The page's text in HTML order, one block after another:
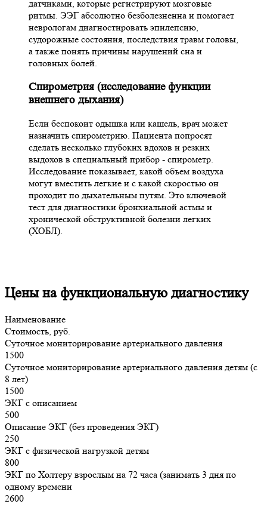
датчиками, которые регистрируют мозговые
ритмы. ЭЭГ абсолютно безболезненна и помогает
неврологам диагностировать эпилепсию,
судорожные состояния, последствия травм головы,
а также понять причины нарушений сна и
головных болей.
Спирометрия (исследование функции
внешнего дыхания)
Если беспокоит одышка или кашель, врач может
назначить спирометрию. Пациента попросят
сделать несколько глубоких вдохов и резких
выдохов в специальный прибор - спирометр.
Исследование показывает, какой объем воздуха
могут вместить легкие и с какой скоростью он
проходит по дыхательным путям. Это ключевой
тест для диагностики бронхиальной астмы и
хронической обструктивной болезни легких
(ХОБЛ).
Цены на функциональную диагностику
Наименование
Стоимость, руб.
Суточное мониторирование артериального давления
1500
Суточное мониторирование артериального давления детям (с
8 лет)
1500
ЭКГ с описанием
500
Описание ЭКГ (без проведения ЭКГ)
250
ЭКГ с физической нагрузкой детям
800
ЭКГ по Холтеру взрослым на 72 часа (занимать 3 дня по
одному времени
2600